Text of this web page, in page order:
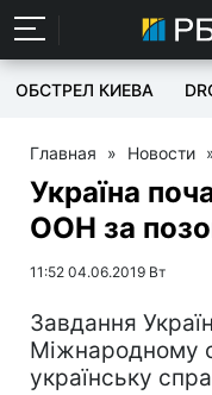
ОБСТРЕЛ КИЕВА
Главная » Новости
Україна
ООН за
11:52 04.06.2019 Вт
Завдання
Міжнародному
українську